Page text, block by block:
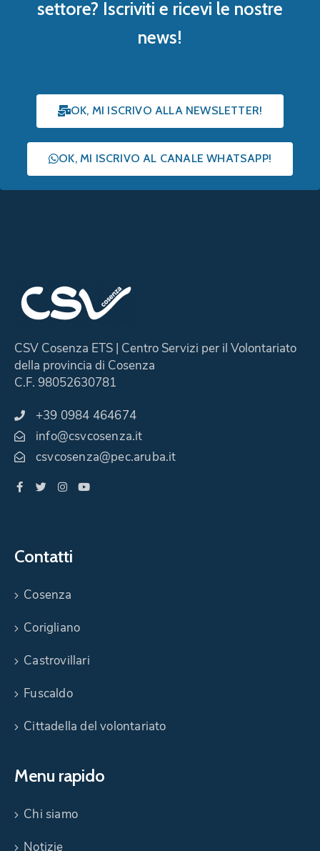
settore? Iscriviti e ricevi le nostre
news!
OK, MI ISCRIVO ALLA NEWSLETTER!
OK, MI ISCRIVO AL CANALE WHATSAPP!
CSV Cosenza ETS | Centro Servizi per il Volontariato
della provincia di Cosenza
C.F. 98052630781
+39 0984 464674
info@csvcosenza.it
csvcosenza@pec.aruba.it
Contatti
Cosenza
Corigliano
Castrovillari
Fuscaldo
Cittadella del volontariato
Menu rapido
Chi siamo
Notizie